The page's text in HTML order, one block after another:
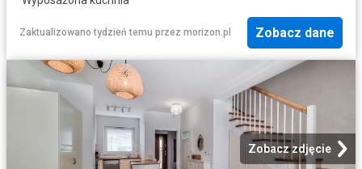
Zaktualizowano tydzień temu przez morizon.pl Zobacz dane
Zobacz zdjęcie